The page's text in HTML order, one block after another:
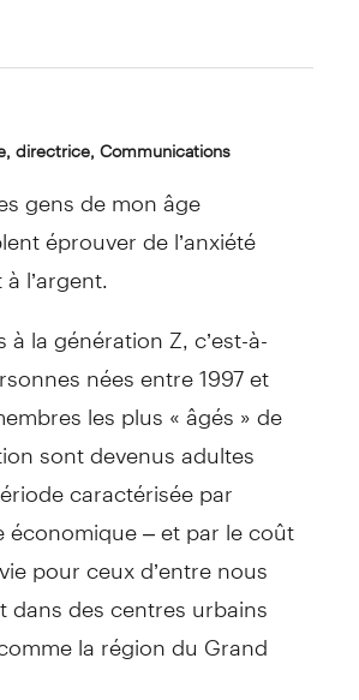
directrice, Communications
gens de mon âge
éprouver de l’anxiété
l’argent.
à la génération Z, c’est-à-
nées entre 1997 et
les plus « âgés » de
sont devenus adultes
caractérisée par
économique – et par le coût
pour ceux d’entre nous
dans des centres urbains
la région du Grand